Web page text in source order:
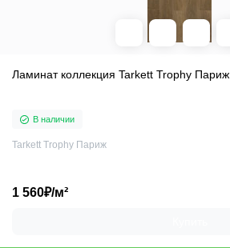
Ламинат коллекция Tarkett Trophy Париж
В наличии
Tarkett Trophy Париж
1 560₽/м²